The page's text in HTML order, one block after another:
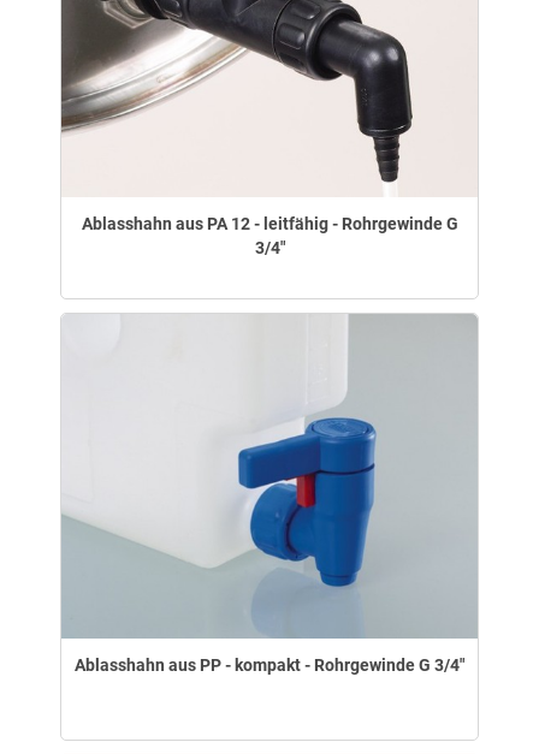
Ablasshahn aus PA 12 - leitfähig - Rohrgewinde G
3/4"
Ablasshahn aus PP - kompakt - Rohrgewinde G 3/4"